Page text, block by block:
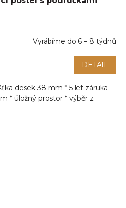
Vyrábíme do 6 – 8 týdnů
DETAIL
desek 38 mm * 5 let záruka
* úložný prostor * výběr z